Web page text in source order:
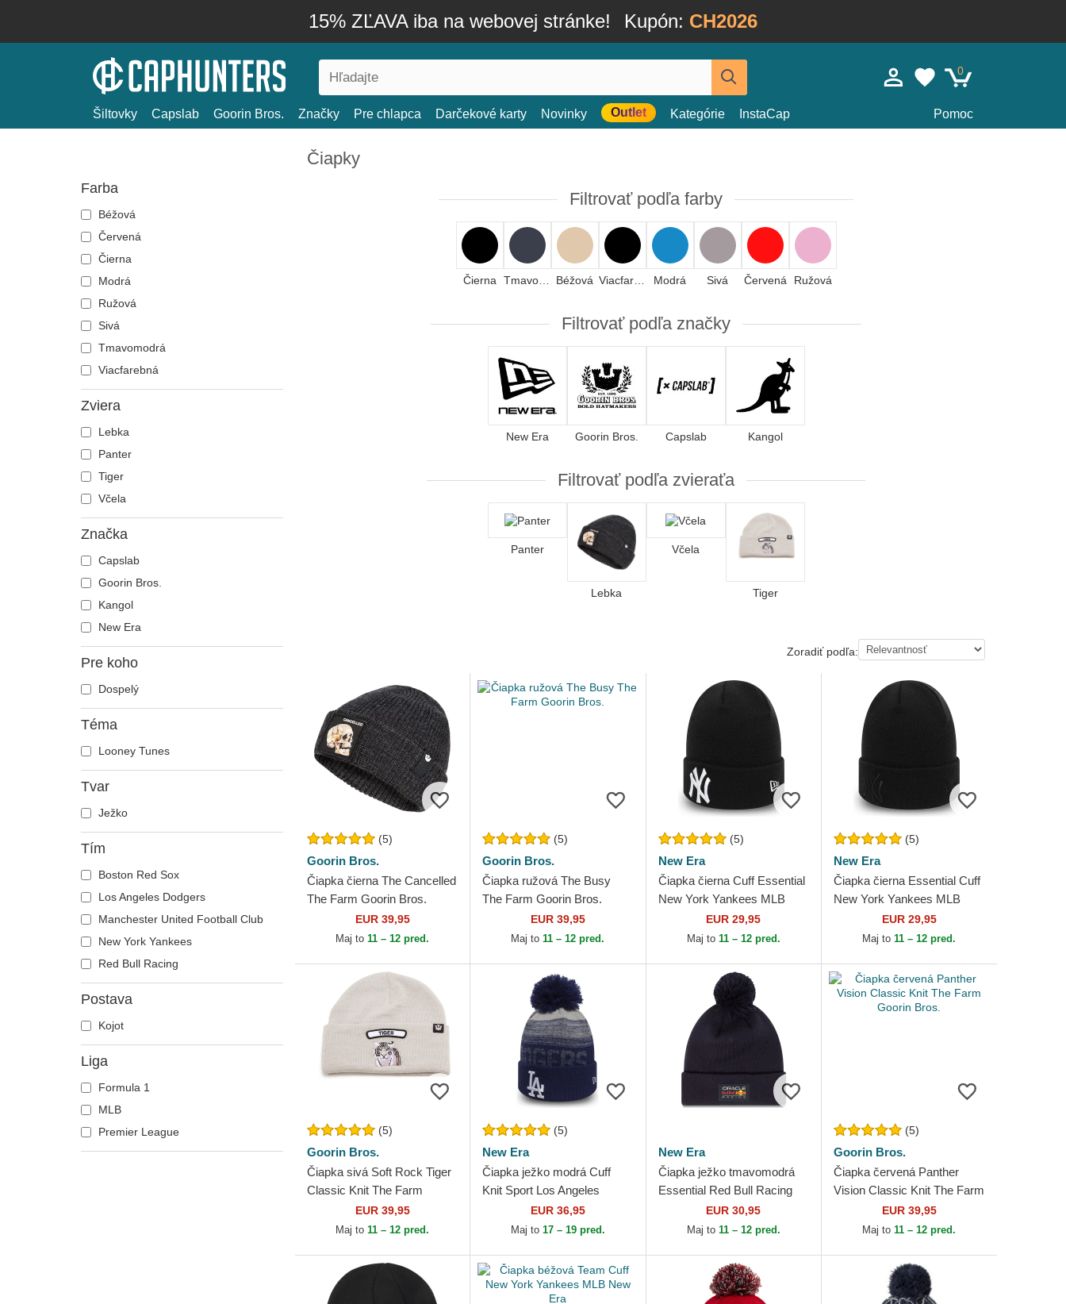
15% ZĽAVA iba na webovej stránke! Kupón: CH2026
0
Šiltovky Capslab Goorin Bros. Značky Pre chlapca Darčekové karty Novinky Outlet Kategórie InstaCap Pomoc
Farba
Béžová
Červená
Čierna
Modrá
Ružová
Sivá
Tmavomodrá
Viacfarebná
Zviera
Lebka
Panter
Tiger
Včela
Značka
Capslab
Goorin Bros.
Kangol
New Era
Pre koho
Dospelý
Téma
Looney Tunes
Tvar
Ježko
Tím
Boston Red Sox
Los Angeles Dodgers
Manchester United Football Club
New York Yankees
Red Bull Racing
Postava
Kojot
Liga
Formula 1
MLB
Premier League
Čiapky
Filtrovať podľa farby
Čierna Tmavomodrá Béžová Viacfarebná Modrá Sivá Červená Ružová
Filtrovať podľa značky
New Era Goorin Bros. Capslab Kangol
Filtrovať podľa zvieraťa
Panter
Lebka
Včela
Tiger
Zoradiť podľa:
(5)
Goorin Bros.
Čiapka čierna The Cancelled
The Farm Goorin Bros.
EUR 39,95
Maj to11 – 12 pred.
(5)
Goorin Bros.
Čiapka ružová The Busy
The Farm Goorin Bros.
EUR 39,95
Maj to11 – 12 pred.
(5)
New Era
Čiapka čierna Cuff Essential
New York Yankees MLB
EUR 29,95
Maj to 11 – 12 pred.
(5)
New Era
Čiapka čierna Essential Cuff
New York Yankees MLB
EUR 29,95
Maj to11 – 12 pred.
(5)
Goorin Bros.
Čiapka sivá Soft Rock Tiger
Classic Knit The Farm
Goorin Bros.EUR 39,95
Maj to11 – 12 pred.
(5)
New Era
Čiapka ježko modrá Cuff
Knit Sport Los Angeles
Dodgers MLB New Era
EUR 36,95
Maj to 17 – 19 pred.
New Era
Čiapka ježko tmavomodrá
Essential Red Bull Racing
Formula 1 New Era
EUR 30,95
Maj to 11 – 12 pred.
(5)
Goorin Bros.
Čiapka červená Panther
Vision Classic Knit The Farm
Goorin Bros.EUR 39,95
Maj to11 – 12 pred.